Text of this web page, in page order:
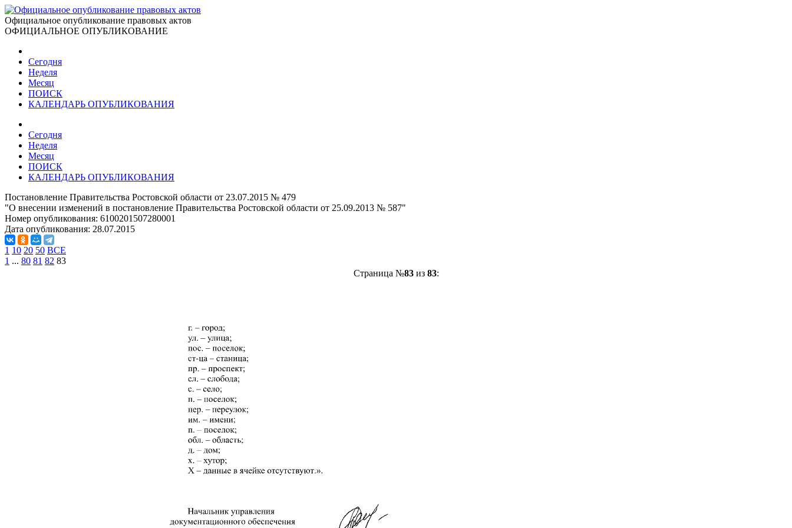
Официальное опубликование правовых актов
ОФИЦИАЛЬНОЕ ОПУБЛИКОВАНИЕ
Сегодня
Неделя
Месяц
ПОИСК
КАЛЕНДАРЬ ОПУБЛИКОВАНИЯ
Сегодня
Неделя
Месяц
ПОИСК
КАЛЕНДАРЬ ОПУБЛИКОВАНИЯ
Постановление Правительства Ростовской области от 23.07.2015 № 479
"О внесении изменений в постановление Правительства Ростовской области от 25.09.2013 № 587"
Номер опубликования: 6100201507280001
Дата опубликования: 28.07.2015
1 10 20 50 ВСЕ
1 ... 80 81 82 83
Страница №83из 83: